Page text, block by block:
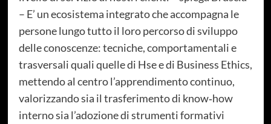
– E’ un ecosistema integrato che accompagna le
persone lungo tutto il loro percorso di sviluppo
delle conoscenze: tecniche, comportamentali e
trasversali quali quelle di Hse e di Business Ethics,
mettendo al centro l’apprendimento continuo,
valorizzando sia il trasferimento di know‑how
interno sia l’adozione di strumenti formativi